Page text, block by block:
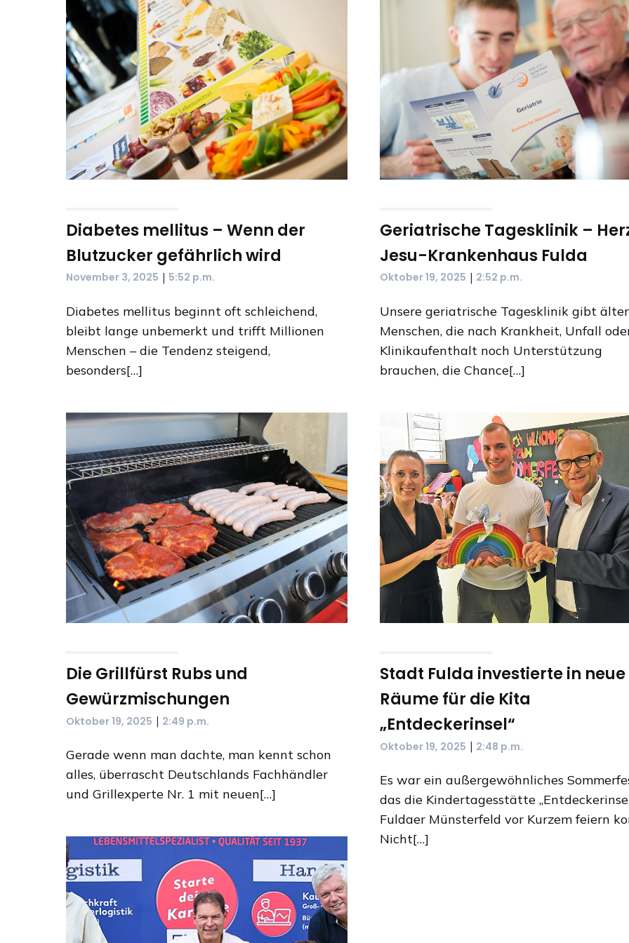
Diabetes mellitus – Wenn der
Blutzucker gefährlich wird
November 3, 2025 | 5:52 p.m.
Diabetes mellitus beginnt oft schleichend,
bleibt lange unbemerkt und trifft Millionen
Menschen – die Tendenz steigend,
besonders[…]
Geriatrische Tagesklinik –
Jesu-Krankenhaus Fulda
Oktober 19, 2025 | 2:52 p.m.
Unsere geriatrische Tagesklinik gibt
Menschen, die nach Krankheit, Unfall
Klinikaufenthalt noch Unterstützung
brauchen, die Chance[…]
Die Grillfürst Rubs und
Gewürzmischungen
Oktober 19, 2025 | 2:49 p.m.
Gerade wenn man dachte, man kennt schon
alles, überrascht Deutschlands Fachhändler
und Grillexperte Nr. 1 mit neuen[…]
Stadt Fulda investierte in neue
Räume für die Kita
„Entdeckerinsel“
Oktober 19, 2025 | 2:48 p.m.
Es war ein außergewöhnliches
das die Kindertagesstätte
Fuldaer Münsterfeld vor Kurzem feiern
Nicht[…]